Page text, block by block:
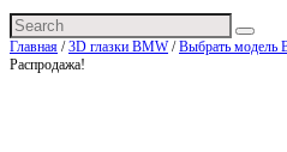
Главная /3D глазки BMW/Выбрать модель
Распродажа!